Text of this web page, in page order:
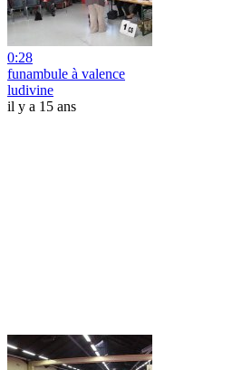
0:28
funambule à valence
ludivine
il y a 15 ans